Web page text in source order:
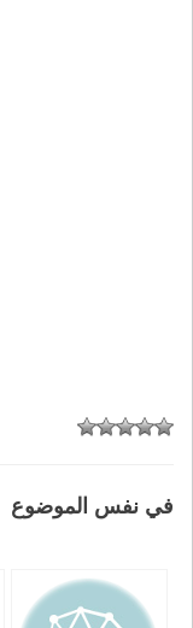
في نفس الموضوع